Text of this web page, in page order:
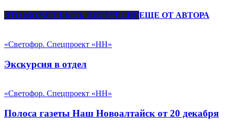
ЭТО МОЖЕТ БЫТЬ ИНТЕРЕСНОЕЩЕ ОТ АВТОРА
«Светофор. Спецпроект «НН»
Экскурсия в отдел
«Светофор. Спецпроект «НН»
Полоса газеты Наш Новоалтайск от 20 декабря